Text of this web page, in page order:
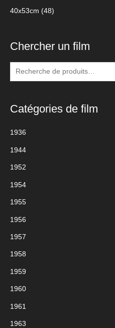
40x53cm (48)
Chercher un film
e
h
r
c
h
o
u
Catégories de film
1936
1944
1952
1954
1955
1956
1957
1958
1959
1960
1961
1963